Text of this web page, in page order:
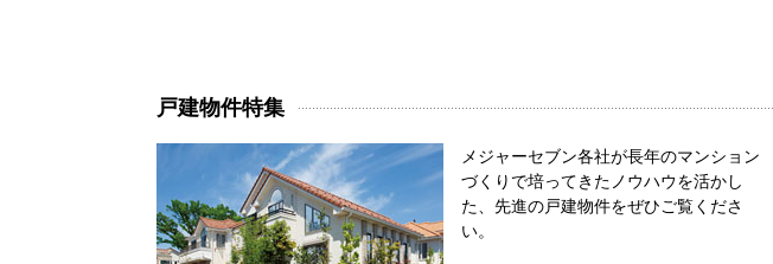
戸建物件特集
メジャーセブン各社が長年のマンション
づくりで培ってきたノウハウを活かし
た、先進の戸建物件をぜひご覧くださ
い。